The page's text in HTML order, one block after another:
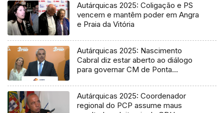
Autárquicas 2025: Coligação e PS
vencem e mantêm poder em Angra
e Praia da Vitória
Autárquicas 2025: Nascimento
Cabral diz estar aberto ao diálogo
para governar CM de Ponta
Autárquicas 2025: Coordenador
regional do PCP assume maus